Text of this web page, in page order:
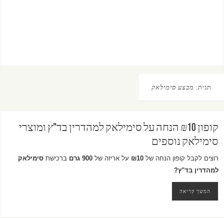
תגית: מבצע סימילאק
קופון ₪10 הנחה על סימילאק למהדרין בד"ץ ומוצרי
סימילאק נוספים
רוצים לקבל קופון הנחה של ₪10 על אריזה של 900 גרם ברכישת סימילאק
למהדרין בד"ץ?
המשך קריאה